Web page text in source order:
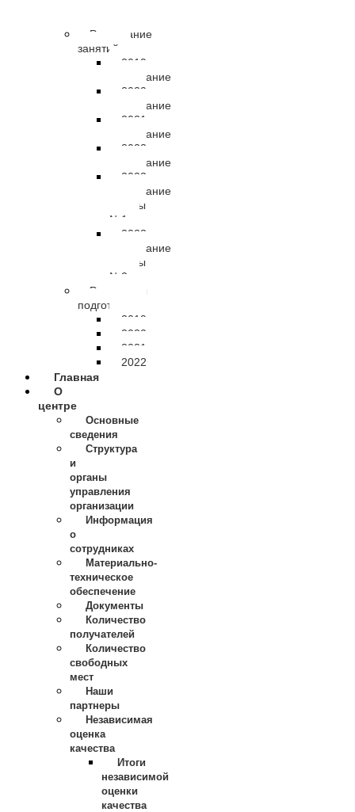
Расписание
занятий
2019
расписание
2020
расписание
2021
расписание
2022
расписание
2023
расписание
группы
№1
2023
расписание
группы
№2
Результаты
подготовки
2019
2020
2021
2022
Главная
О
центре
Основные
сведения
Структура
и
органы
управления
организации
Информация
о
сотрудниках
Материально-
техническое
обеспечение
Документы
Количество
получателей
Количество
свободных
мест
Наши
партнеры
Независимая
оценка
качества
Итоги
независимой
оценки
качества